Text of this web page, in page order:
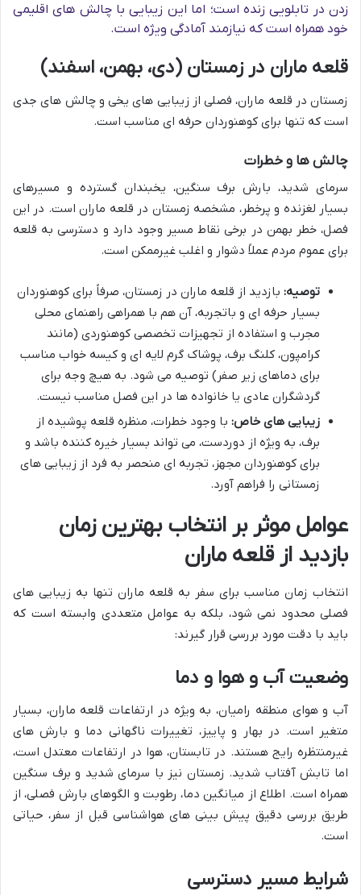
زدن در تابلویی زنده است؛ اما این زیبایی با چالش های اقلیمی
خود همراه است که نیازمند آمادگی ویژه است.
قلعه ماران در زمستان (دی، بهمن، اسفند)
زمستان در قلعه ماران، فصلی از زیبایی های یخی و چالش های جدی
است که تنها برای کوهنوردان حرفه ای مناسب است.
چالش ها و خطرات
سرمای شدید، بارش برف سنگین، یخبندان گسترده و مسیرهای
بسیار لغزنده و پرخطر، مشخصه زمستان در قلعه ماران است. در این
فصل، خطر بهمن در برخی نقاط مسیر وجود دارد و دسترسی به قلعه
برای عموم مردم عملاً دشوار و اغلب غیرممکن است.
توصیه: بازدید از قلعه ماران در زمستان، صرفاً برای کوهنوردان
بسیار حرفه ای و باتجربه، آن هم با همراهی راهنمای محلی
مجرب و استفاده از تجهیزات تخصصی کوهنوردی (مانند
کرامپون، کلنگ برف، پوشاک گرم لایه ای و کیسه خواب مناسب
برای دماهای زیر صفر) توصیه می شود. به هیچ وجه برای
گردشگران عادی یا خانواده ها در این فصل مناسب نیست.
زیبایی های خاص: با وجود خطرات، منظره قلعه پوشیده از
برف، به ویژه از دوردست، می تواند بسیار خیره کننده باشد و
برای کوهنوردان مجهز، تجربه ای منحصر به فرد از زیبایی های
زمستانی را فراهم آورد.
عوامل موثر بر انتخاب بهترین زمان
بازدید از قلعه ماران
انتخاب زمان مناسب برای سفر به قلعه ماران تنها به زیبایی های
فصلی محدود نمی شود، بلکه به عوامل متعددی وابسته است که
باید با دقت مورد بررسی قرار گیرند:
وضعیت آب و هوا و دما
آب و هوای منطقه رامیان، به ویژه در ارتفاعات قلعه ماران، بسیار
متغیر است. در بهار و پاییز، تغییرات ناگهانی دما و بارش های
غیرمنتظره رایج هستند. در تابستان، هوا در ارتفاعات معتدل است،
اما تابش آفتاب شدید. زمستان نیز با سرمای شدید و برف سنگین
همراه است. اطلاع از میانگین دما، رطوبت و الگوهای بارش فصلی، از
طریق بررسی دقیق پیش بینی های هواشناسی قبل از سفر، حیاتی
است.
شرایط مسیر دسترسی